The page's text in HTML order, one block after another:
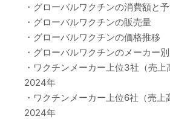
・グローバルワクチンの消費額と
・グローバルワクチンの販売量
・グローバルワクチンの価格推移
・グローバルワクチンのメーカー
・ワクチンメーカー上位3社（売上
2024年
・ワクチンメーカー上位6社（売上
2024年